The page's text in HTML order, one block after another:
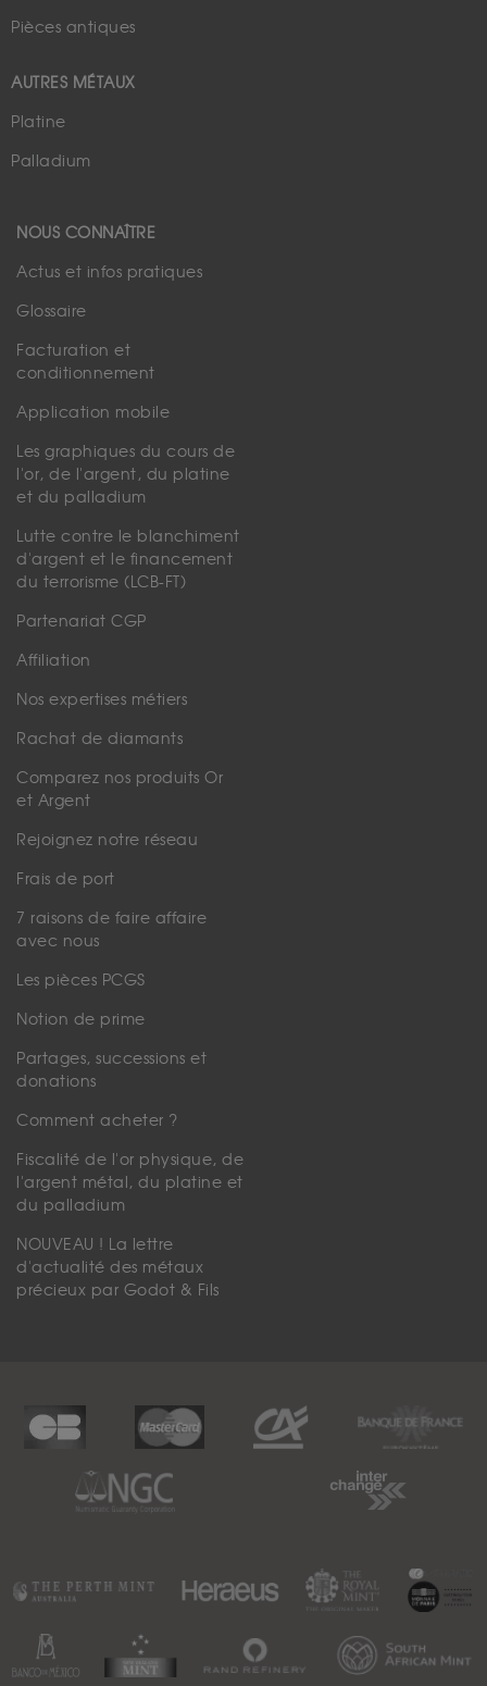
Pièces antiques
AUTRES MÉTAUX
Platine
Palladium
NOUS CONNAÎTRE
Actus et infos pratiques
Glossaire
Facturation et
conditionnement
Application mobile
Les graphiques du cours de
l'or, de l'argent, du platine
et du palladium
Lutte contre le blanchiment
d'argent et le financement
du terrorisme (LCB-FT)
Partenariat CGP
Affiliation
Nos expertises métiers
Rachat de diamants
Comparez nos produits Or
et Argent
Rejoignez notre réseau
Frais de port
7 raisons de faire affaire
avec nous
Les pièces PCGS
Notion de prime
Partages, successions et
donations
Comment acheter ?
Fiscalité de l'or physique, de
l'argent métal, du platine et
du palladium
NOUVEAU ! La lettre
d'actualité des métaux
précieux par Godot & Fils